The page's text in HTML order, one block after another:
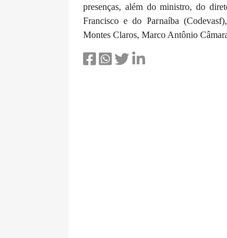
presenças, além do ministro, do
Francisco e do Parnaíba
Montes Claros, Marco Antônio